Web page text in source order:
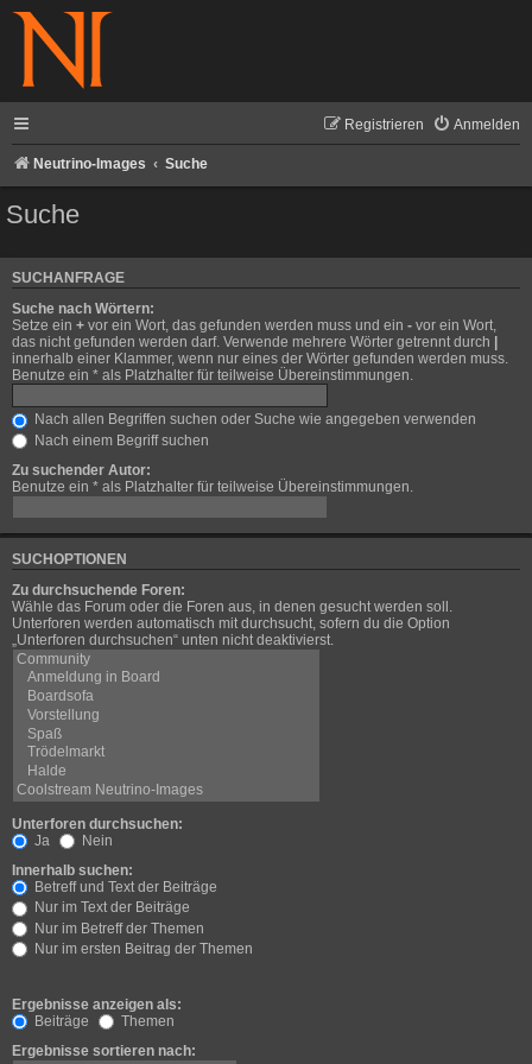
Anmelden
Registrieren
Neutrino-Images Suche
Suche
SUCHANFRAGE
Suche nach Wörtern:
Setze ein + vor ein Wort, das gefunden werden muss und ein - vor ein Wort,
das nicht gefunden werden darf. Verwende mehrere Wörter getrennt durch
innerhalb einer Klammer, wenn nur eines der Wörter gefunden werden muss.
Benutze ein * als Platzhalter für teilweise Übereinstimmungen.
Nach allen Begriffen suchen oder Suche wie angegeben verwenden
Nach einem Begriff suchen
Zu suchender Autor:
Benutze ein * als Platzhalter für teilweise Übereinstimmungen.
SUCHOPTIONEN
Zu durchsuchende Foren:
Wähle das Forum oder die Foren aus, in denen gesucht werden soll.
Unterforen werden automatisch mit durchsucht, sofern du die Option
„Unterforen durchsuchen“ unten nicht deaktivierst.
Unterforen durchsuchen:
Ja
Nein
Innerhalb suchen:
Betreff und Text der Beiträge
Nur im Text der Beiträge
Nur im Betreff der Themen
Nur im ersten Beitrag der Themen
Ergebnisse anzeigen als:
Beiträge
Themen
Ergebnisse sortieren nach: